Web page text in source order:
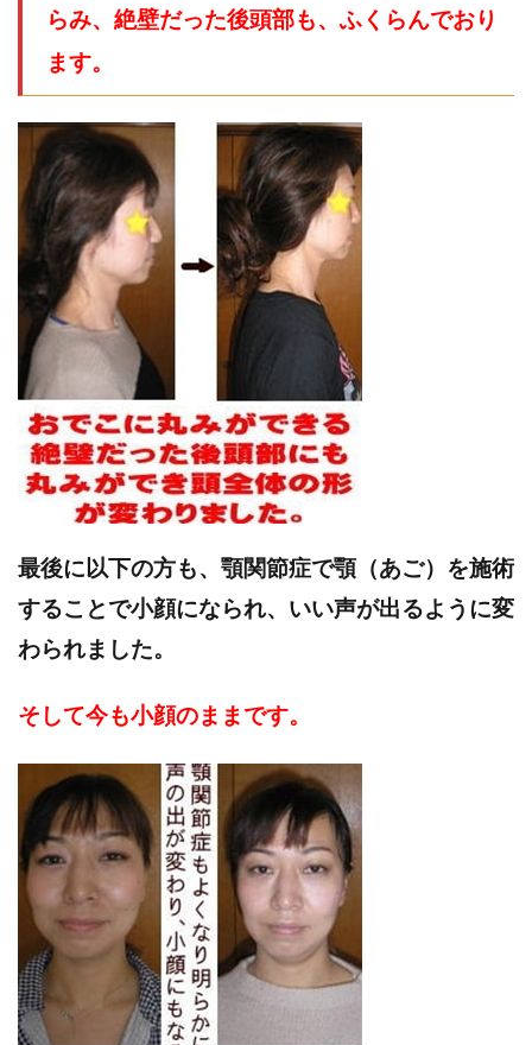
らみ、絶壁だった後頭部も、ふくらんでおり
ます。
最後に以下の方も、顎関節症で顎（あご）を施術
することで小顔になられ、いい声が出るように変
わられました。
そして今も小顔のままです。